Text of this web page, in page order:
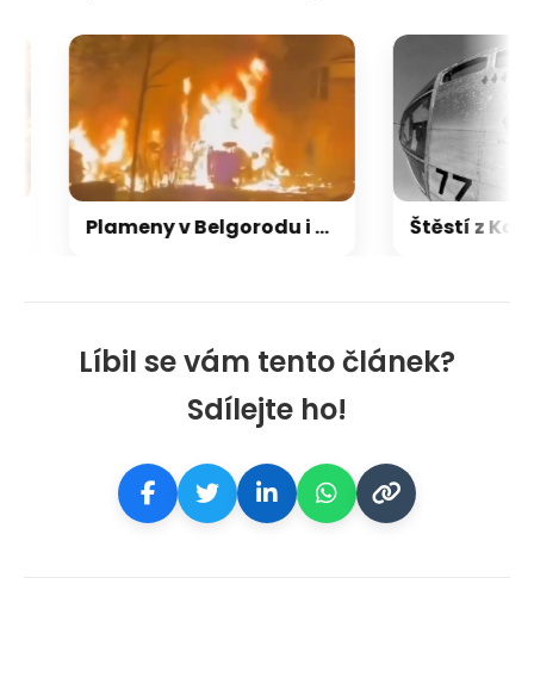
Líbil se vám tento článek?
Sdílejte ho!
Plameny v Belgorodu i Oděse. Noční útoky ničily i obytné domy, drony letěly až k Moskvě